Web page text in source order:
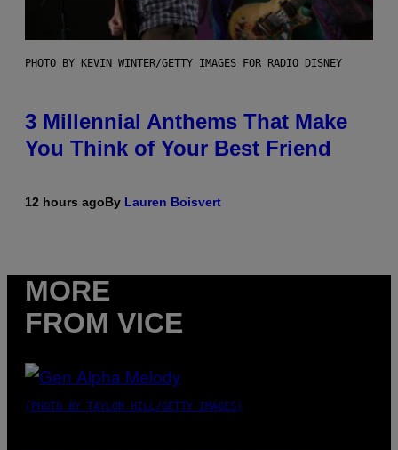
PHOTO BY KEVIN WINTER/GETTY IMAGES FOR RADIO DISNEY
3 Millennial Anthems That Make
You Think of Your Best Friend
12 hours agoBy Lauren Boisvert
MORE
FROM VICE
(PHOTO BY TAYLOR HILL/GETTY IMAGES)